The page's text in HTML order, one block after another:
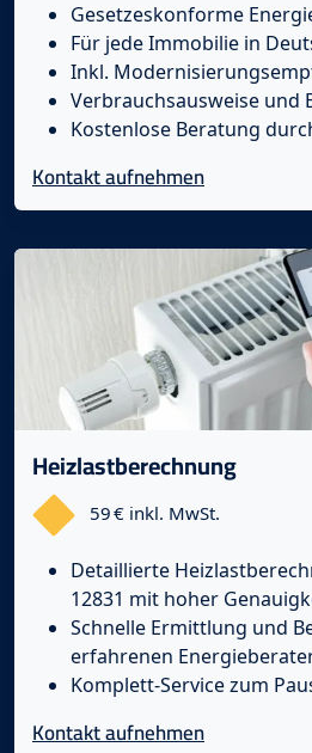
Gesetzeskonforme
Für jede Immobilie in
Inkl.
Verbrauchsausweise und
Kostenlose Beratung
Kontakt aufnehmen
Heizlastberechnung
59 € inkl. MwSt.
Detaillierte
12831 mit hoher
Schnelle Ermittlung und
erfahrenen
Komplett-Service zum
Kontakt aufnehmen